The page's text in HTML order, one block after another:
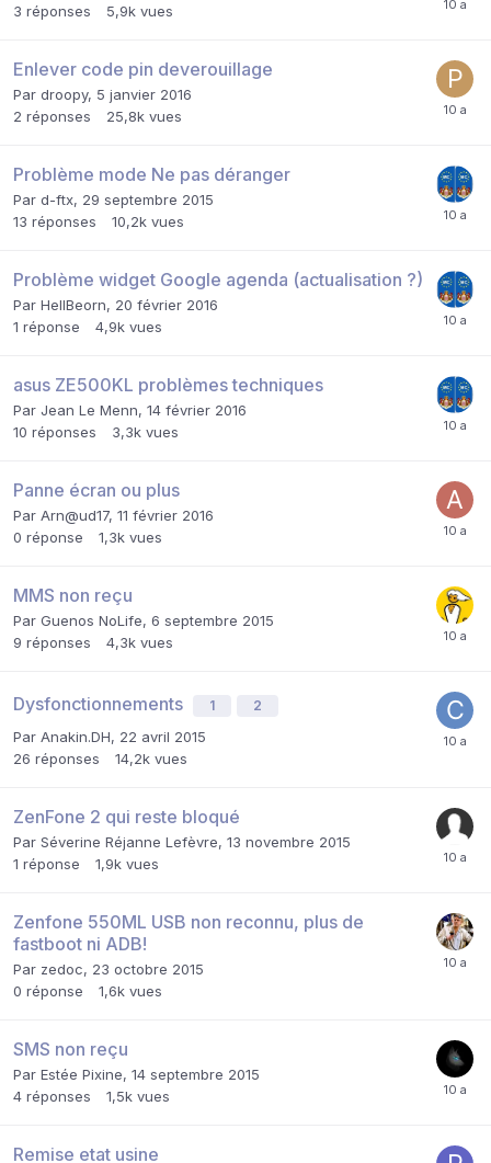
3 réponses 5,9k vues
Enlever code pin deverouillage
Par droopy, 5 janvier 2016
2 réponses 25,8k vues
Problème mode Ne pas déranger
Par d-ftx, 29 septembre 2015
13 réponses 10,2k vues
Problème widget Google agenda (actualisation ?)
Par HellBeorn, 20 février 2016
1 réponse 4,9k vues
asus ZE500KL problèmes techniques
Par Jean Le Menn, 14 février 2016
10 réponses 3,3k vues
Panne écran ou plus
Par Arn@ud17, 11 février 2016
0 réponse 1,3k vues
MMS non reçu
Par Guenos NoLife, 6 septembre 2015
9 réponses 4,3k vues
Dysfonctionnements 1 2
Par Anakin.DH, 22 avril 2015
26 réponses 14,2k vues
ZenFone 2 qui reste bloqué
Par Séverine Réjanne Lefèvre, 13 novembre 2015
1 réponse 1,9k vues
Zenfone 550ML USB non reconnu, plus de
fastboot ni ADB!
Par zedoc, 23 octobre 2015
0 réponse 1,6k vues
SMS non reçu
Par Estée Pixine, 14 septembre 2015
4 réponses 1,5k vues
Remise etat usine